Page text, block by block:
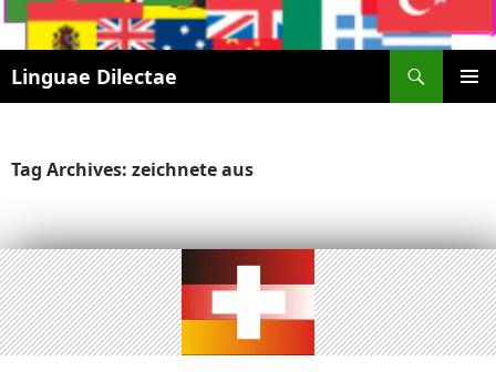
Linguae Dilectae
SKIP
Tag Archives: zeichnete aus